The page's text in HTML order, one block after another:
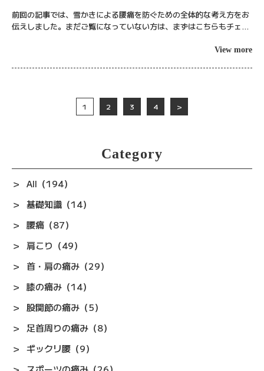
方法
前回の記事では、雪かきによる腰痛を防ぐための全体的な考え方をお
伝えしました。まだご覧になっていない方は、まずはこちらもチェッ
View more
1 2 3 4 >
Category
All（194）
基礎知識（14）
腰痛（87）
肩こり（49）
首・肩の痛み（29）
膝の痛み（14）
股関節の痛み（5）
足首周りの痛み（8）
ギックリ腰（9）